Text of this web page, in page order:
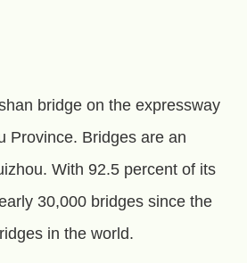
bridge on the expressway
Province. Bridges are an
With 92.5 percent of its
30,000 bridges since the
in the world.